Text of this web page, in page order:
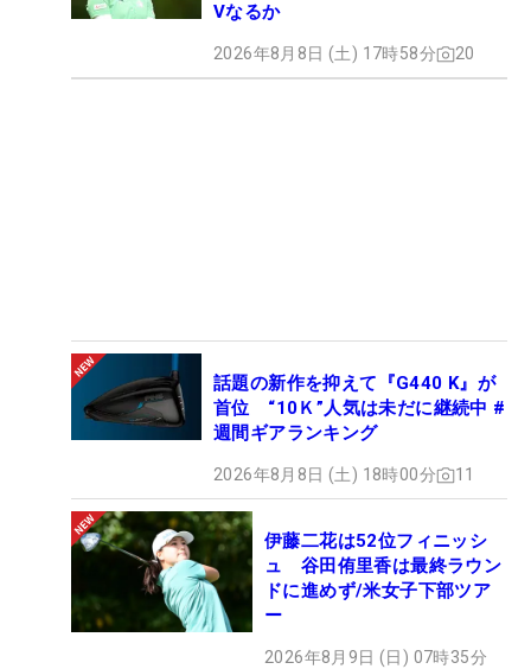
Vなるか
2026年8月8日 (土) 17時58分 20
話題の新作を抑えて『G440 K』が
首位 “10Ｋ”人気は未だに継続中 #
週間ギアランキング
2026年8月8日 (土) 18時00分 11
伊藤二花は52位フィニッシ
ュ 谷田侑里香は最終ラウン
ドに進めず/米女子下部ツア
ー
2026年8月9日 (日) 07時35分